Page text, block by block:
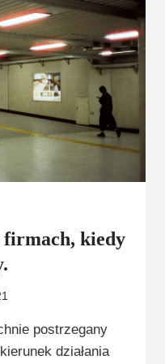
firmach, kiedy
postrzegany
działania